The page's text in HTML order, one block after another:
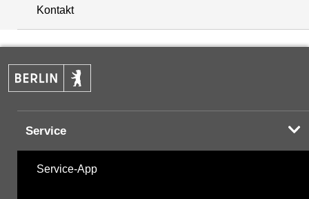
+
−
Kontakt
Service
Service-App